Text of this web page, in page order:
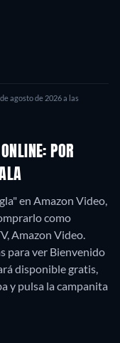
agosto de 2026a las
POR
en Amazon Video,
como
Amazon Video.
para ver Bienvenido
disponible gratis,
y pulsa la campanita